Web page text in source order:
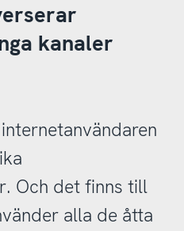
kanaler
Och det finns till
alla de åtta